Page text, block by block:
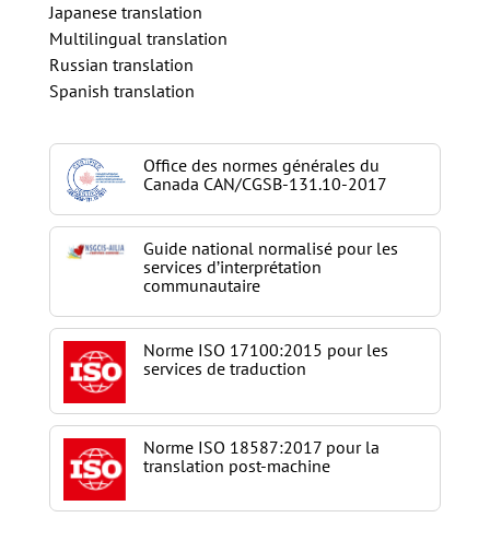
Japanese translation
Multilingual translation
Russian translation
Spanish translation
Office des normes générales du
Canada CAN/CGSB-131.10-2017
Guide national normalisé pour les
services d’interprétation
communautaire
Norme ISO 17100:2015 pour les
services de traduction
Norme ISO 18587:2017 pour la
translation post-machine